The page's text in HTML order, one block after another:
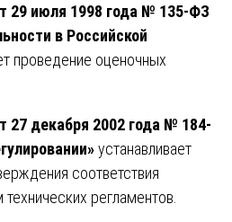
29 июля 1998 года № 135-ФЗ
в Российской
проведение оценочных
27 декабря 2002 года № 184-
устанавливает
соответствия
регламентов.